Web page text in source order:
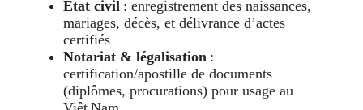
État civil : enregistrement des naissances,
mariages, décès, et délivrance d’actes
certifiés
Notariat & légalisation :
certification/apostille de documents
(diplômes, procurations) pour usage au